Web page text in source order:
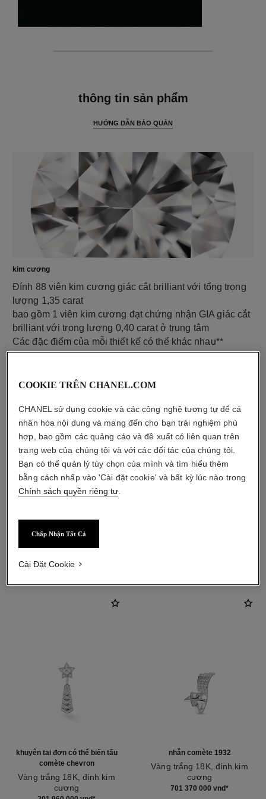
thông tin sản phẩm
HƯỚNG DẪN BẢO QUẢN
kim cương
Đính 88 viên kim cương giác cắt brilliant với tổng trọng
lượng 1,35 carat
bao gồm 1 viên kim cương đạt chứng nhận GIA giác cắt
brilliant với trọng lượng 0,40 carat ở trung tâm
Các đặc điểm của mỗi thiết kế có thể khác nhau**
chất liệu
khuyên tai đơn có thể biến tấu
comète chevron
Vàng trắng 18K, đính kim
cương
nhẫn comète 1932
Vàng trắng 18K, đính kim
cương
Tham chiếu J12118
701 370 000 vnd*
COOKIE TRÊN CHANEL.COM
CHANEL sử dụng cookie và các công nghệ tương tự để cá
nhân hóa nội dung và mang đến cho bạn trải nghiệm phù
hợp, bao gồm các quảng cáo và đề xuất có liên quan trên
trang web của chúng tôi và với các đối tác của chúng tôi.
Bạn có thể quản lý tùy chọn của mình và tìm hiểu thêm
bằng cách nhấp vào 'Cài đặt cookie' và bất kỳ lúc nào trong
Chính sách quyền riêng tư
Chấp Nhận Tất Cả
Cài Đặt Cookie